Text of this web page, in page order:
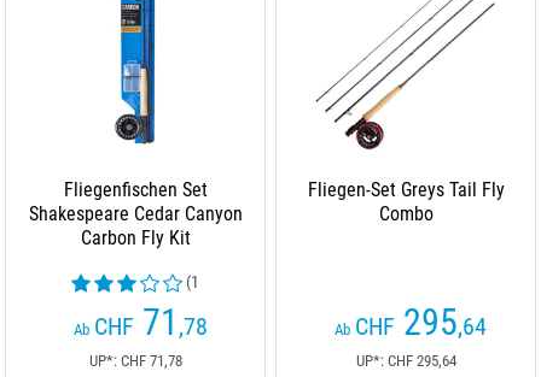
Fliegenfischen Set
Shakespeare Cedar Canyon
Carbon Fly Kit
(1
Kundenrezensionen)
Ab CHF 71 ,78
UP*: CHF 71,78
Fliegen-Set Greys Tail Fly
Combo
Ab CHF 295,64
UP*: CHF 295,64